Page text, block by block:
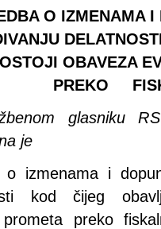
O IZMENAMA
OBAVEZA
PREKO
glasniku
je
o izmenama i
kod čijeg
prometa preko